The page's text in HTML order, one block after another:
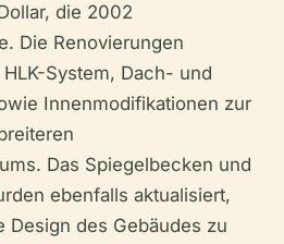
die 2002
Die Renovierungen
System, Dach- und
Innenmodifikationen zur
Das Spiegelbecken und
ebenfalls aktualisiert,
Design des Gebäudes zu